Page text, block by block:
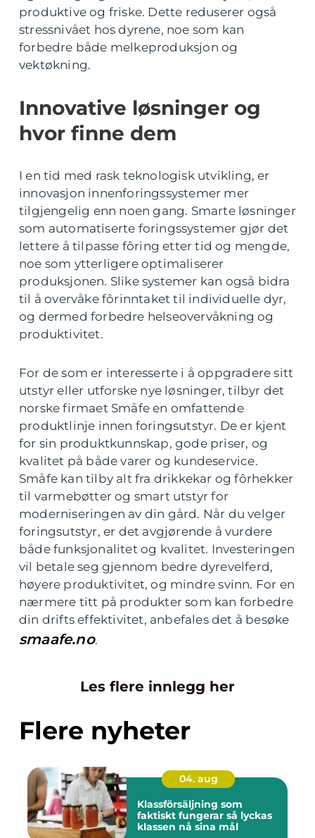
produktive og friske. Dette reduserer også
stressnivået hos dyrene, noe som kan
forbedre både melkeproduksjon og
vektøkning.
Innovative løsninger og
hvor finne dem
I en tid med rask teknologisk utvikling, er
innovasjon innenforingssystemer mer
tilgjengelig enn noen gang. Smarte løsninger
som automatiserte foringssystemer gjør det
lettere å tilpasse fôring etter tid og mengde,
noe som ytterligere optimaliserer
produksjonen. Slike systemer kan også bidra
til å overvåke fôrinntaket til individuelle dyr,
og dermed forbedre helseovervåkning og
produktivitet.
For de som er interesserte i å oppgradere sitt
utstyr eller utforske nye løsninger, tilbyr det
norske firmaet Småfe en omfattende
produktlinje innen foringsutstyr. De er kjent
for sin produktkunnskap, gode priser, og
kvalitet på både varer og kundeservice.
Småfe kan tilby alt fra drikkekar og fôrhekker
til varmebøtter og smart utstyr for
moderniseringen av din gård. Når du velger
foringsutstyr, er det avgjørende å vurdere
både funksjonalitet og kvalitet. Investeringen
vil betale seg gjennom bedre dyrevelferd,
høyere produktivitet, og mindre svinn. For en
nærmere titt på produkter som kan forbedre
din drifts effektivitet, anbefales det å besøke
smaafe.no.
Les flere innlegg her
Flere nyheter
04. aug
Klassförsäljning som
faktiskt fungerar så lyckas
klassen nå sina mål